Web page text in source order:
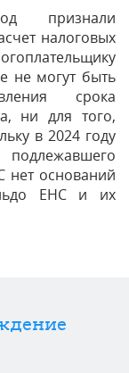
признали
налоговых
не могут быть
срока
ни для того,
в 2024 году
нет оснований
ЕНС и их